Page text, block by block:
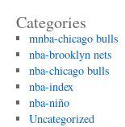
Categories
mnba-chicago bulls
nba-brooklyn nets
nba-chicago bulls
nba-index
nba-niño
Uncategorized